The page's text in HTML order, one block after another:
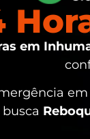
em
em